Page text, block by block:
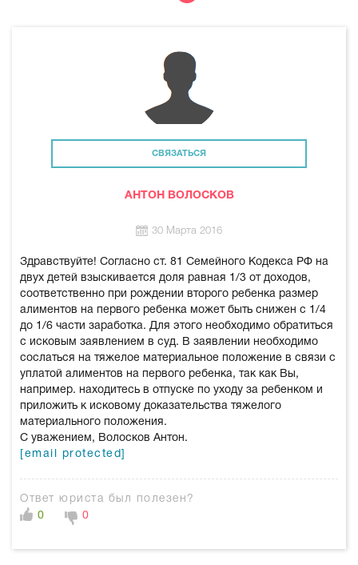
СВЯЗАТЬСЯ
АНТОН ВОЛОСКОВ
30 Марта 2016
Здравствуйте! Согласно ст. 81 Семейного Кодекса РФ на
двух детей взыскивается доля равная 1/3 от доходов,
соответственно при рождении второго ребенка размер
алиментов на первого ребенка может быть снижен с 1/4
до 1/6 части заработка. Для этого необходимо обратиться
с исковым заявлением в суд. В заявлении необходимо
сослаться на тяжелое материальное положение в связи с
уплатой алиментов на первого ребенка, так как Вы,
например. находитесь в отпуске по уходу за ребенком и
приложить к исковому доказательства тяжелого
материального положения.
С уважением, Волосков Антон.
[email protected]
Ответ юриста был полезен?
0
0